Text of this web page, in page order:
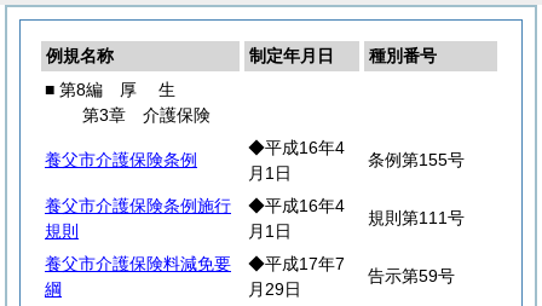
例規名称 制定年月日
種別番号
■ 第8編 厚 生
第3章 介護保険
養父市介護保険条例
◆平成16年4
月1日
条例第155号
養父市介護保険条例施行
規則
◆平成16年4
月1日
規則第111号
養父市介護保険料減免要
綱
◆平成17年7
月29日
告示第59号